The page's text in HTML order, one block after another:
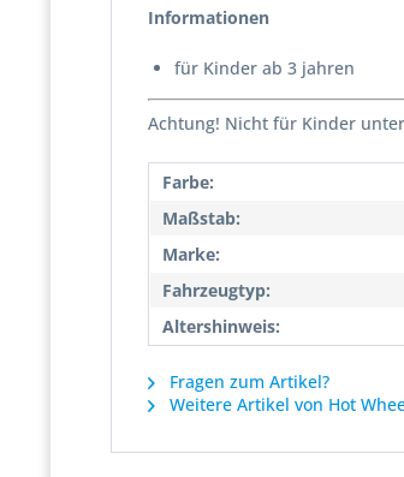
Informationen
für Kinder ab 3 jahren
Achtung! Nicht für Kinder
Farbe:
Maßstab:
Marke:
Fahrzeugtyp:
Altershinweis:
Fragen zum Artikel?
Weitere Artikel von Hot